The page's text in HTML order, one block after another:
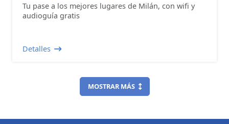
Tu pase a los mejores lugares de Milán, con wifi y
audioguía gratis
Detalles
MOSTRAR MÁS